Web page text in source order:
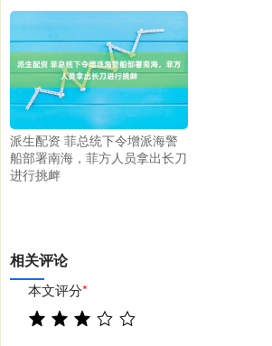
派生配资 菲总统下令增派海警
船部署南海，菲方人员拿出长刀
进行挑衅
相关评论
本文评分*